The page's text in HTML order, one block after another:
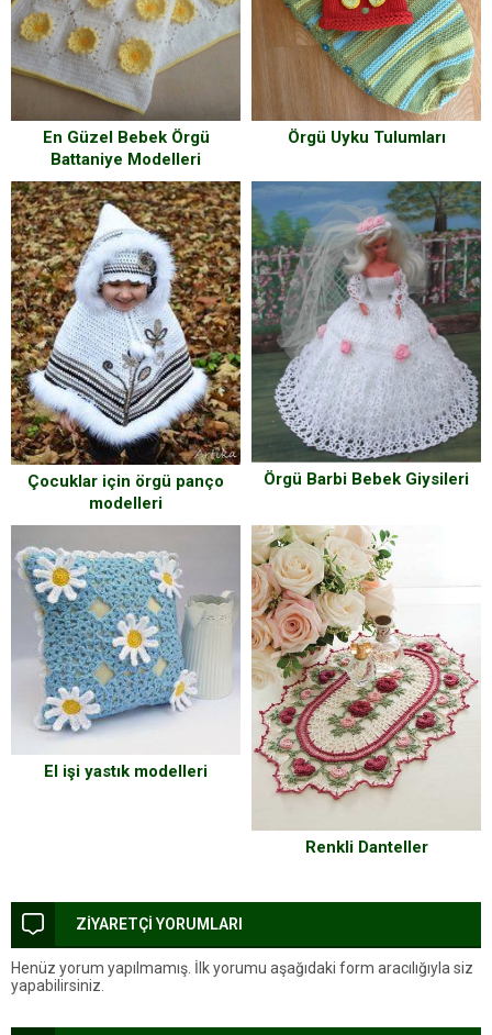
En Güzel Bebek Örgü
Battaniye Modelleri
Örgü Uyku Tulumları
Çocuklar için örgü panço
modelleri
Örgü Barbi Bebek Giysileri
El işi yastık modelleri
Renkli Danteller
ZİYARETÇİ YORUMLARI
Henüz yorum yapılmamış. İlk yorumu aşağıdaki form aracılığıyla siz
yapabilirsiniz.